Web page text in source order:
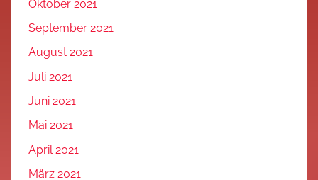
Oktober 2021
September 2021
August 2021
Juli 2021
Juni 2021
Mai 2021
April 2021
März 2021